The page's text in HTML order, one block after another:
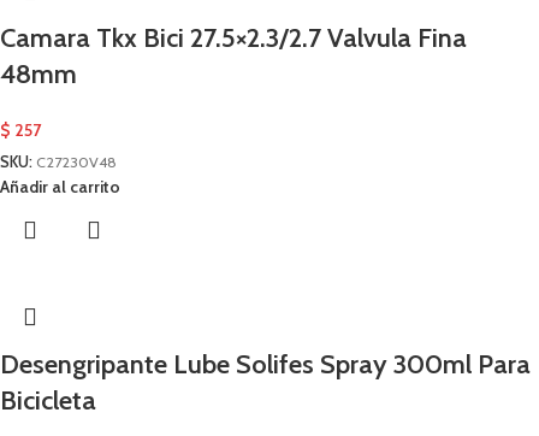
Camara Tkx Bici 27.5×2.3/2.7 Valvula Fina
48mm
$ 257
SKU: C27230V48
Añadir al carrito
Desengripante Lube Solifes Spray 300ml Para
Bicicleta